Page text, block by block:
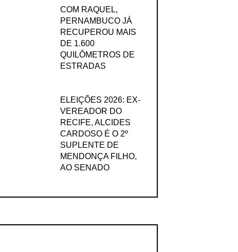
COM RAQUEL,
PERNAMBUCO JÁ
RECUPEROU MAIS
DE 1.600
QUILÔMETROS DE
ESTRADAS
ELEIÇÕES 2026: EX-
VEREADOR DO
RECIFE, ALCIDES
CARDOSO É O 2º
SUPLENTE DE
MENDONÇA FILHO,
AO SENADO